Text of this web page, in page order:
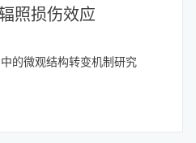
照损伤效应
的微观结构转变机制研究